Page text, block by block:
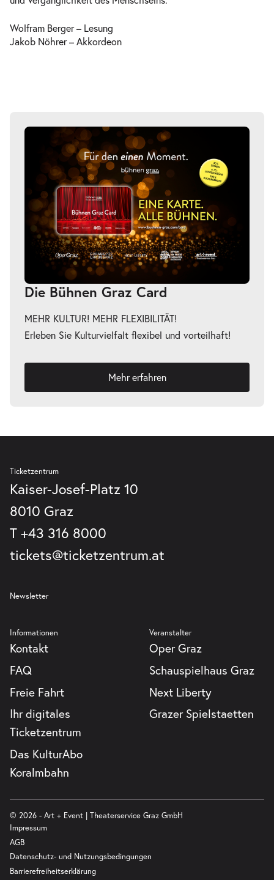
Wolfram Berger – Lesung
Jakob Nöhrer – Akkordeon
Die Bühnen Graz Card
MEHR KULTUR! MEHR FLEXIBILITÄT!
Erleben Sie Kulturvielfalt flexibel und vorteilhaft!
Mehr erfahren
Ticketzentrum
Kaiser-Josef-Platz 10
8010 Graz
T +43 316 8000
tickets@ticketzentrum.at
Newsletter
Informationen
Kontakt
FAQ
Freie Fahrt
Ihr digitales
Ticketzentrum
Das KulturAbo
Koralmbahn
Veranstalter
Oper Graz
Schauspielhaus Graz
Next Liberty
Grazer Spielstaetten
© 2026 - Art + Event | Theaterservice Graz GmbH
Impressum
AGB
Datenschutz- und Nutzungsbedingungen
Barrierefreiheitserklärung